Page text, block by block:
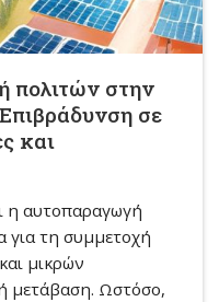
πολιτών στην
σε
και
η αυτοπαραγωγή
για τη συμμετοχή
μικρών
μετάβαση. Ωστόσο,